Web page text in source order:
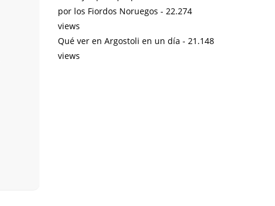
por los Fiordos Noruegos - 22.274
views
Qué ver en Argostoli en un día - 21.148
views